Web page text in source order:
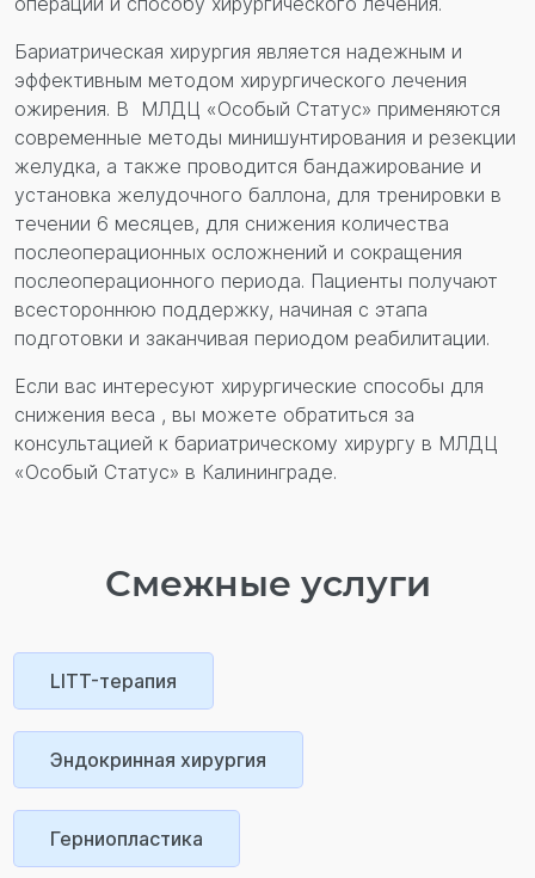
Бариатрическая хирургия является надежным и
эффективным методом хирургического лечения
ожирения. В МЛДЦ «Особый Статус» применяются
современные методы минишунтирования и резекции
желудка, а также проводится бандажирование и
установка желудочного баллона, для тренировки в
течении 6 месяцев, для снижения количества
послеоперационных осложнений и сокращения
послеоперационного периода. Пациенты получают
всестороннюю поддержку, начиная с этапа
подготовки и заканчивая периодом реабилитации.
Если вас интересуют хирургические способы для
снижения веса , вы можете обратиться за
консультацией к бариатрическому хирургу в МЛДЦ
«Особый Статус» в Калининграде.
Смежные услуги
LITT-терапия
Эндокринная хирургия
Герниопластика